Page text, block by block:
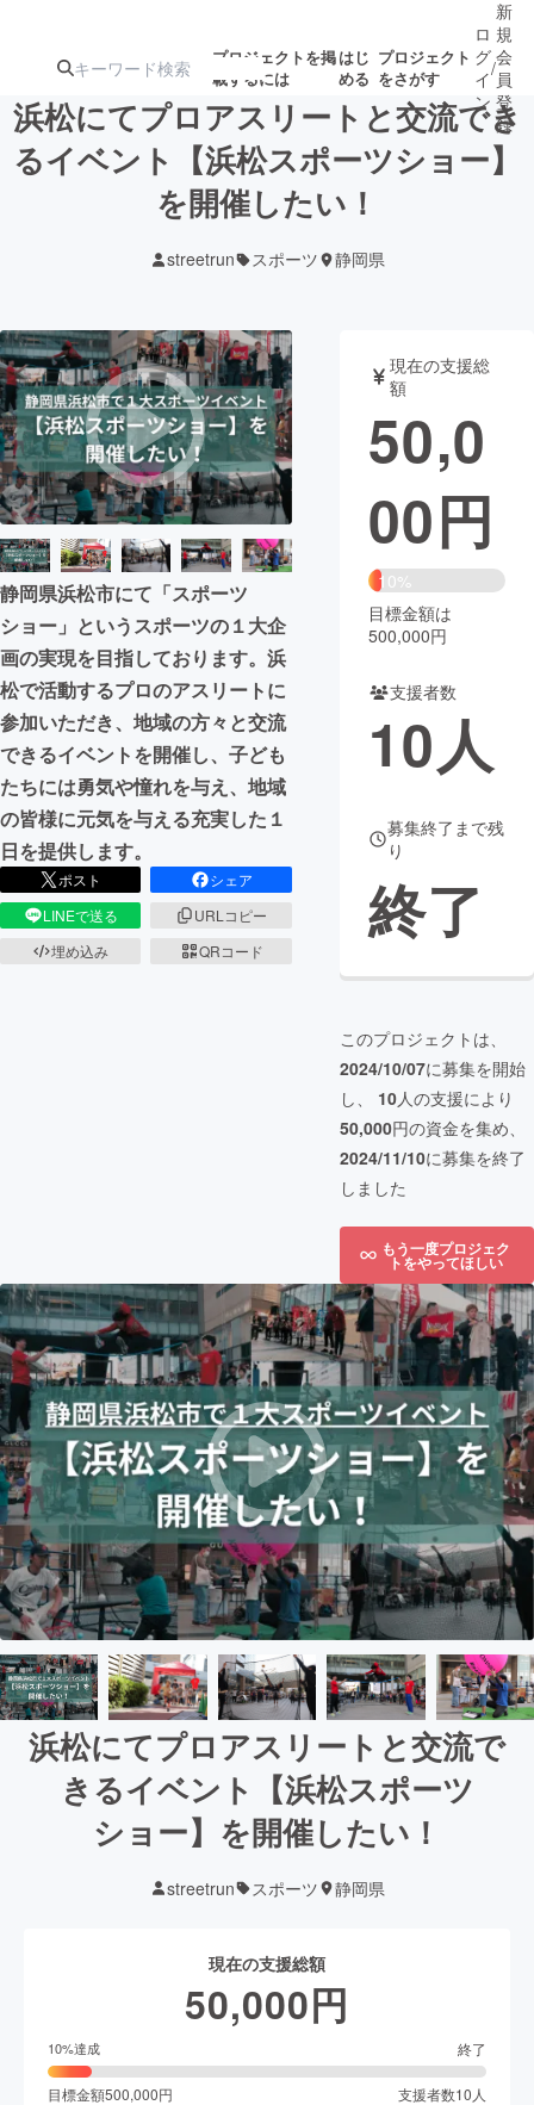
プロジェクトを掲
載するには
はじ
める
プロジェクト
をさがす
注目のリ 注目の新着プロ
ジェクト
募集終了が近いプ
テクノロジー・ガジェット
映像・映画 書籍・雑誌
ビジネス・起業 チャレンジ
まちづくり・地域活性化
CAMPFIRE for Social Good
CAMPFIRE Creation
CAMPFIREふるさと納税machi-ya コミュニティ
ロ
グ
イ
ン
/
新
規
会
員
登
録
浜松にてプロアスリートと交流でき
るイベント【浜松スポーツショー】
を開催したい！
streetrun スポーツ 静岡県
静岡県浜松市にて「スポーツ
ショー」というスポーツの１大企
画の実現を目指しております。浜
松で活動するプロのアスリートに
参加いただき、地域の方々と交流
できるイベントを開催し、子ども
たちには勇気や憧れを与え、地域
の皆様に元気を与える充実した１
日を提供します。
ポスト
シェア
LINEで送る
URLコピー
埋め込み
QRコード
現在の支援総
額
50,0
00円
10%
目標金額は
500,000円
支援者数
10人
募集終了まで残
り
終了
このプロジェクトは、
2024/10/07に募集を開始
し、 10人の支援により
50,000円の資金を集め、
2024/11/10に募集を終了
しました
もう一度プロジェク
トをやってほしい
浜松にてプロアスリートと交流で
きるイベント【浜松スポーツ
ショー】を開催したい！
streetrun スポーツ 静岡県
現在の支援総額
50,000円
10%達成 終了
目標金額500,000円 支援者数10 人